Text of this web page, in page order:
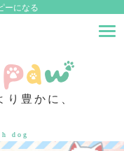
ーになる
り豊かに、
dog